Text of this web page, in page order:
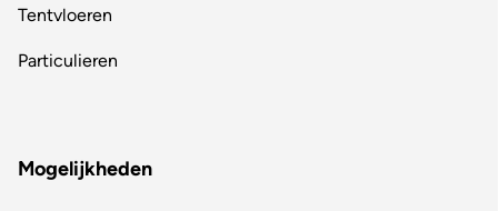
Tentvloeren
Particulieren
Mogelijkheden